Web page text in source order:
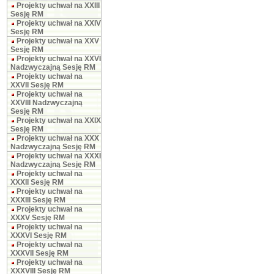
Projekty uchwał na XXIII
Sesję RM
Projekty uchwał na XXIV
Sesję RM
Projekty uchwał na XXV
Sesję RM
Projekty uchwał na XXVI
Nadzwyczajną Sesję RM
Projekty uchwał na
XXVII Sesję RM
Projekty uchwał na
XXVIII Nadzwyczajną
Sesję RM
Projekty uchwał na XXIX
Sesję RM
Projekty uchwał na XXX
Nadzwyczajną Sesję RM
Projekty uchwał na XXXI
Nadzwyczajną Sesję RM
Projekty uchwał na
XXXII Sesję RM
Projekty uchwał na
XXXIII Sesję RM
Projekty uchwał na
XXXV Sesję RM
Projekty uchwał na
XXXVI Sesję RM
Projekty uchwał na
XXXVII Sesję RM
Projekty uchwał na
XXXVIII Sesję RM